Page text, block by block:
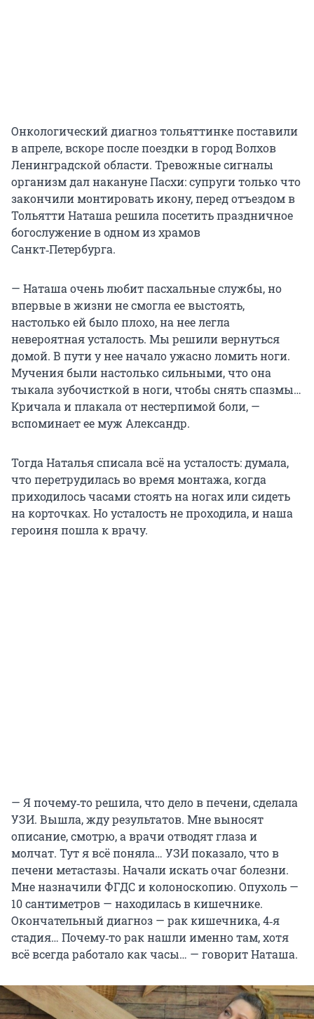
Онкологический диагноз тольяттинке поставили
в апреле, вскоре после поездки в город Волхов
Ленинградской области. Тревожные сигналы
организм дал накануне Пасхи: супруги только что
закончили монтировать икону, перед отъездом в
Тольятти Наташа решила посетить праздничное
богослужение в одном из храмов
Санкт‑Петербурга.
— Наташа очень любит пасхальные службы, но
впервые в жизни не смогла ее выстоять,
настолько ей было плохо, на нее легла
невероятная усталость. Мы решили вернуться
домой. В пути у нее начало ужасно ломить ноги.
Мучения были настолько сильными, что она
тыкала зубочисткой в ноги, чтобы снять спазмы…
Кричала и плакала от нестерпимой боли, —
вспоминает ее муж Александр.
Тогда Наталья списала всё на усталость: думала,
что перетрудилась во время монтажа, когда
приходилось часами стоять на ногах или сидеть
на корточках. Но усталость не проходила, и наша
героиня пошла к врачу.
— Я почему‑то решила, что дело в печени, сделала
УЗИ. Вышла, жду результатов. Мне выносят
описание, смотрю, а врачи отводят глаза и
молчат. Тут я всё поняла… УЗИ показало, что в
печени метастазы. Начали искать очаг болезни.
Мне назначили ФГДС и колоноскопию. Опухоль —
10 сантиметров — находилась в кишечнике.
Окончательный диагноз — рак кишечника, 4‑я
стадия… Почему‑то рак нашли именно там, хотя
всё всегда работало как часы… — говорит Наташа.